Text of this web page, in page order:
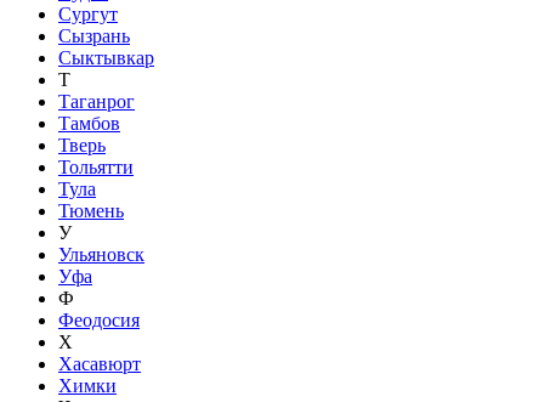
Сургут
Сызрань
Сыктывкар
Т
Таганрог
Тамбов
Тверь
Тольятти
Тула
Тюмень
У
Ульяновск
Уфа
Ф
Феодосия
Х
Хасавюрт
Химки